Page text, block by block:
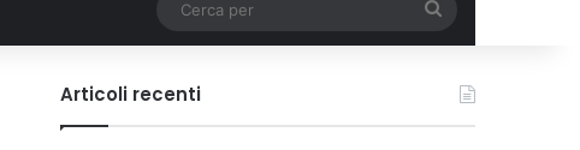
per
Articoli recenti